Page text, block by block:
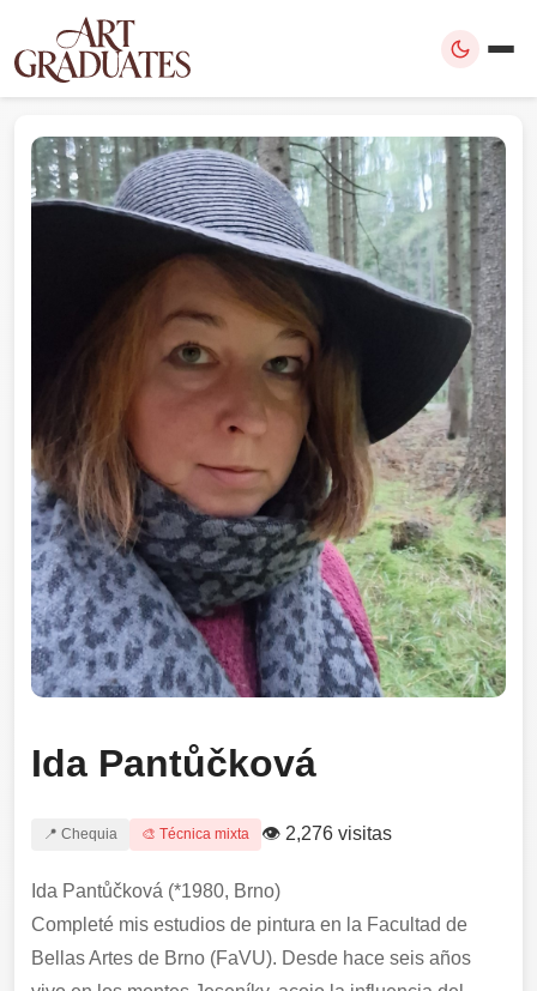
Ida Pantůčková
📍 Chequia 🎨 Técnica mixta 👁 2,276 visitas
Ida Pantůčková (*1980, Brno)
Completé mis estudios de pintura en la Facultad de
Bellas Artes de Brno (FaVU). Desde hace seis años